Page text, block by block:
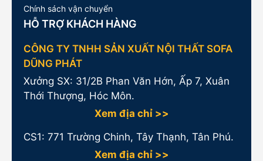
Chính sách vận chuyển
HỖ TRỢ KHÁCH HÀNG
CÔNG TY TNHH SẢN XUẤT NỘI THẤT SOFA
DŨNG PHÁT
Xưởng SX: 31/2B Phan Văn Hớn, Ấp 7, Xuân
Thới Thượng, Hóc Môn.
Xem địa chỉ >>
CS1: 771 Trường Chinh, Tây Thạnh, Tân Phú.
Xem địa chỉ >>